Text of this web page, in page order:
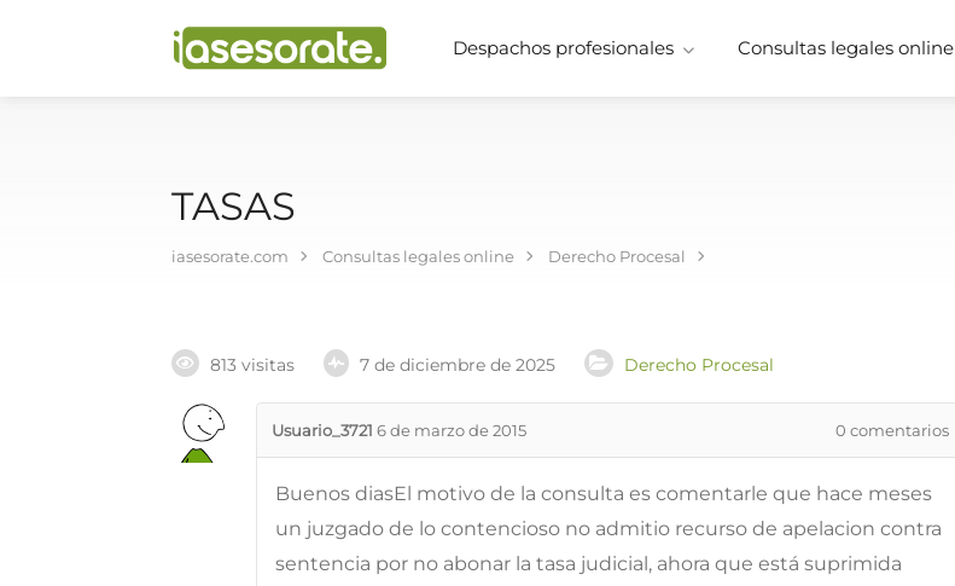
Despachos profesionales Consultas legales online
TASAS
iasesorate.com Consultas legales online Derecho Procesal
813 visitas 7 de diciembre de 2025 Derecho Procesal
Usuario_3721 6 de marzo de 2015 0 comentarios
Buenos diasEl motivo de la consulta es comentarle que hace meses
un juzgado de lo contencioso no admitio recurso de apelacion contra
sentencia por no abonar la tasa judicial, ahora que está suprimida